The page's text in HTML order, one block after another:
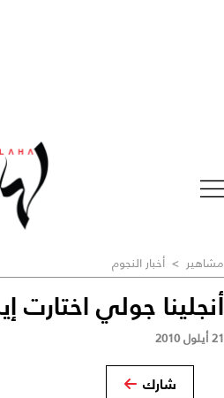
مشاهير > أخبار النجوم
أنجلينا جولي
21 أيلول 2010
شارك